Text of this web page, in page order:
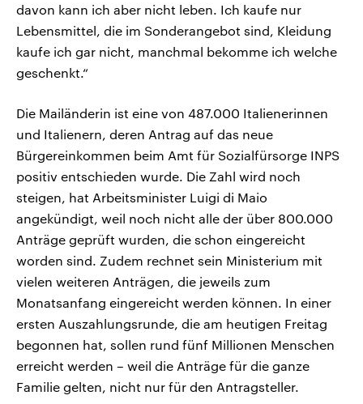
davon kann ich aber nicht leben. Ich kaufe nur
Lebensmittel, die im Sonderangebot sind, Kleidung
kaufe ich gar nicht, manchmal bekomme ich welche
geschenkt.“
Die Mailänderin ist eine von 487.000 Italienerinnen
und Italienern, deren Antrag auf das neue
Bürgereinkommen beim Amt für Sozialfürsorge INPS
positiv entschieden wurde. Die Zahl wird noch
steigen, hat Arbeitsminister Luigi di Maio
angekündigt, weil noch nicht alle der über 800.000
Anträge geprüft wurden, die schon eingereicht
worden sind. Zudem rechnet sein Ministerium mit
vielen weiteren Anträgen, die jeweils zum
Monatsanfang eingereicht werden können. In einer
ersten Auszahlungsrunde, die am heutigen Freitag
begonnen hat, sollen rund fünf Millionen Menschen
erreicht werden – weil die Anträge für die ganze
Familie gelten, nicht nur für den Antragsteller.